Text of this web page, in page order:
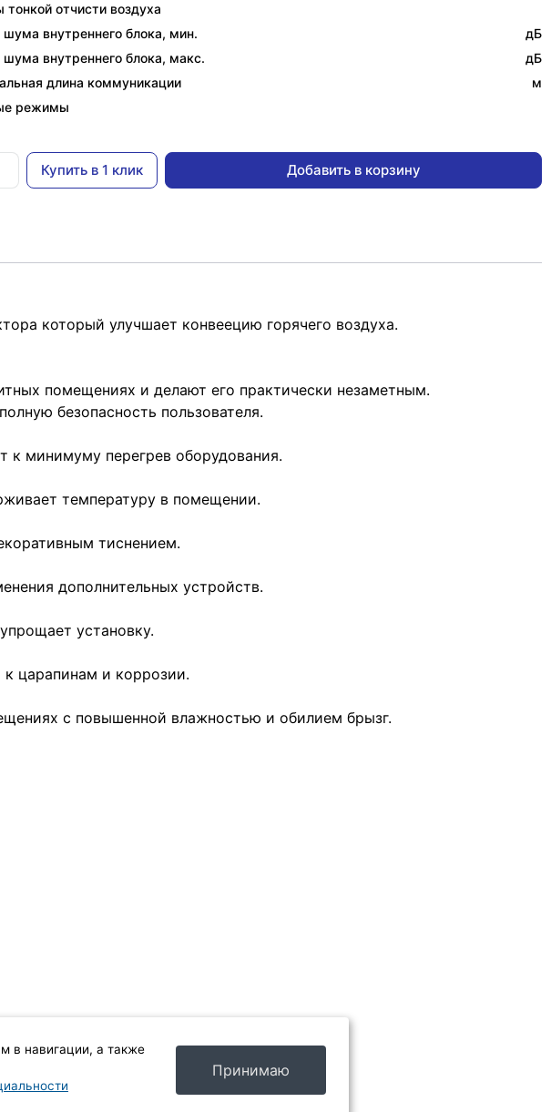
тонкой отчисти воздуха
шума внутреннего блока, мин.
дБ
шума внутреннего блока, макс.
дБ
длина коммуникации
м
режимы
Купить в 1 клик Добавить в корзину
который улучшает конвеецию горячего воздуха.
помещениях и делают его практически незаметным.
безопасность пользователя.
к минимуму перегрев оборудования.
температуру в помещении.
тиснением.
дополнительных устройств.
установку.
царапинам и коррозии.
с повышенной влажностью и обилием брызг.
в навигации, а также
Принимаю